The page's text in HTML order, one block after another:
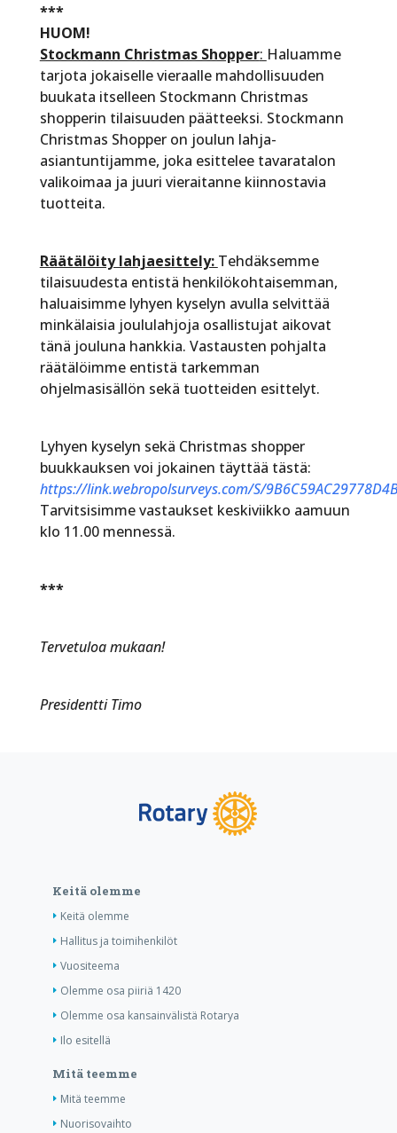
***
HUOM!
Stockmann Christmas Shopper: Haluamme
tarjota jokaiselle vieraalle mahdollisuuden
buukata itselleen Stockmann Christmas
shopperin tilaisuuden päätteeksi. Stockmann
Christmas Shopper on joulun lahja-
asiantuntijamme, joka esittelee tavaratalon
valikoimaa ja juuri vieraitanne kiinnostavia
tuotteita.
Räätälöity lahjaesittely: Tehdäksemme
tilaisuudesta entistä henkilökohtaisemman,
haluaisimme lyhyen kyselyn avulla selvittää
minkälaisia joululahjoja osallistujat aikovat
tänä jouluna hankkia. Vastausten pohjalta
räätälöimme entistä tarkemman
ohjelmasisällön sekä tuotteiden esittelyt.
Lyhyen kyselyn sekä Christmas shopper
buukkauksen voi jokainen täyttää tästä:
https://link.webropolsurveys.com/S/
Tarvitsisimme vastaukset keskiviikko aamuun
klo 11.00 mennessä.
***
Tervetuloa mukaan!
Presidentti Timo
Keitä olemme
Keitä olemme
Hallitus ja toimihenkilöt
Vuositeema
Olemme osa piiriä 1420
Olemme osa kansainvälistä Rotarya
Ilo esitellä
Mitä teemme
Mitä teemme
Nuorisovaihto